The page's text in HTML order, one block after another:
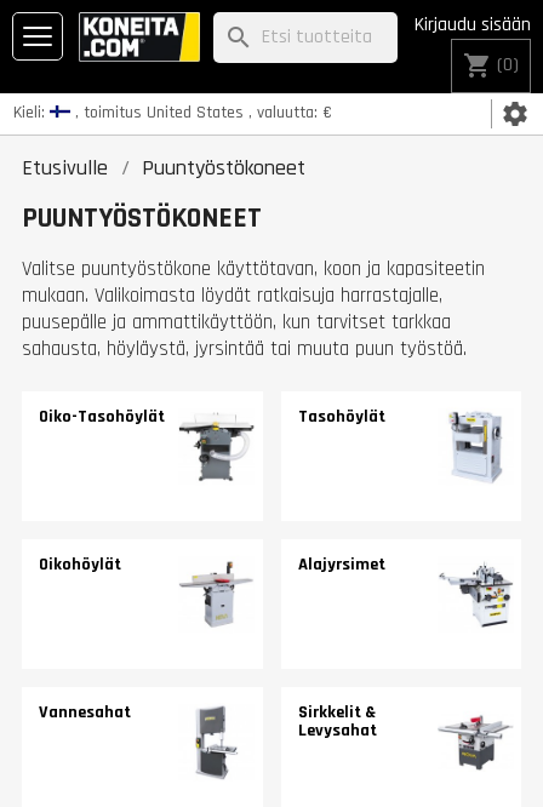
Kieli: , toimitus United States , valuutta: € settings
Kirjaudu sisään
shopping_cart (0)
search
Etusivulle Puuntyöstökoneet
PUUNTYÖSTÖKONEET
Valitse puuntyöstökone käyttötavan, koon ja kapasiteetin
mukaan. Valikoimasta löydät ratkaisuja harrastajalle,
puusepälle ja ammattikäyttöön, kun tarvitset tarkkaa
sahausta, höyläystä, jyrsintää tai muuta puun työstöä.
Oiko-Tasohöylät Tasohöylät
Oikohöylät Alajyrsimet
Vannesahat
Sirkkelit &
Levysahat